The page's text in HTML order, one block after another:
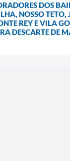
DOS
NOSSO TETO,
REY E VILA
DESCARTE DE